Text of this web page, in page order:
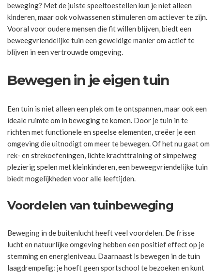
beweging? Met de juiste speeltoestellen kun je niet alleen
kinderen, maar ook volwassenen stimuleren om actiever te zijn.
Vooral voor oudere mensen die fit willen blijven, biedt een
beweegvriendelijke tuin een geweldige manier om actief te
blijven in een vertrouwde omgeving.
Bewegen in je eigen tuin
Een tuin is niet alleen een plek om te ontspannen, maar ook een
ideale ruimte om in beweging te komen. Door je tuin in te
richten met functionele en speelse elementen, creëer je een
omgeving die uitnodigt om meer te bewegen. Of het nu gaat om
rek- en strekoefeningen, lichte krachttraining of simpelweg
plezierig spelen met kleinkinderen, een beweegvriendelijke tuin
biedt mogelijkheden voor alle leeftijden.
Voordelen van tuinbeweging
Beweging in de buitenlucht heeft veel voordelen. De frisse
lucht en natuurlijke omgeving hebben een positief effect op je
stemming en energieniveau. Daarnaast is bewegen in de tuin
laagdrempelig: je hoeft geen sportschool te bezoeken en kunt